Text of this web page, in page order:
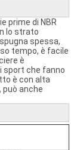
prime di NBR
lo strato
spessa,
tempo, è facile
è
sport che fanno
è con alta
può anche